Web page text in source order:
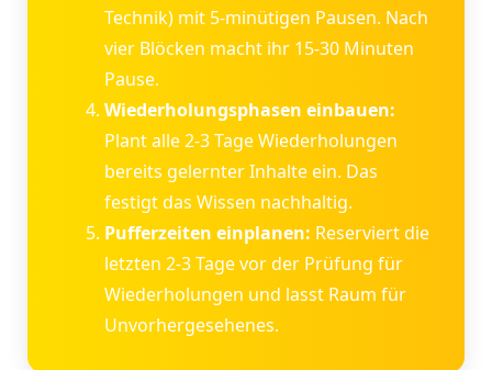
Technik) mit 5-minütigen Pausen. Nach
vier Blöcken macht ihr 15-30 Minuten
Pause.
Wiederholungsphasen einbauen:
Plant alle 2-3 Tage Wiederholungen
bereits gelernter Inhalte ein. Das
festigt das Wissen nachhaltig.
Pufferzeiten einplanen: Reserviert die
letzten 2-3 Tage vor der Prüfung für
Wiederholungen und lasst Raum für
Unvorhergesehenes.